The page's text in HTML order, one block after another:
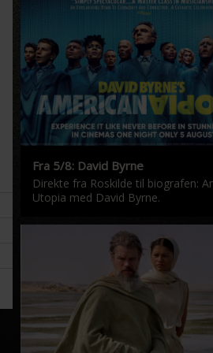
Fra 5/8: David Byrne
Direkte fra Roskilde til biografen:
Utopia med David Byrne.